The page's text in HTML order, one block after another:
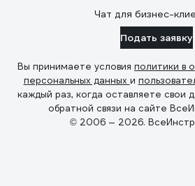
Чат для бизнес-
Подать заявку
Вы принимаете условия политики в
персональных данных и
каждый раз, когда оставляете свои
обратной связи на сайте
© 2006 — 2026.